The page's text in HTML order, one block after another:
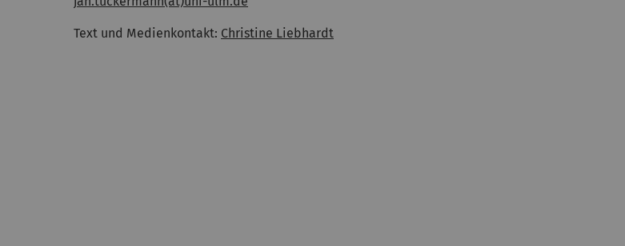
Text und Medienkontakt: Christine Liebhardt